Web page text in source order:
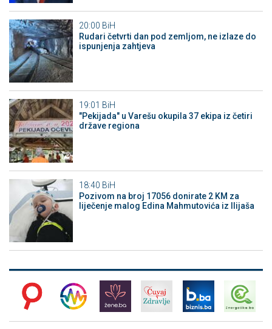
20:00 BiH
Rudari četvrti dan pod zemljom, ne izlaze do
ispunjenja zahtjeva
19:01 BiH
"Pekijada" u Varešu okupila 37 ekipa iz četiri
države regiona
18:40 BiH
Pozivom na broj 17056 donirate 2 KM za
liječenje malog Edina Mahmutovića iz Ilijaša